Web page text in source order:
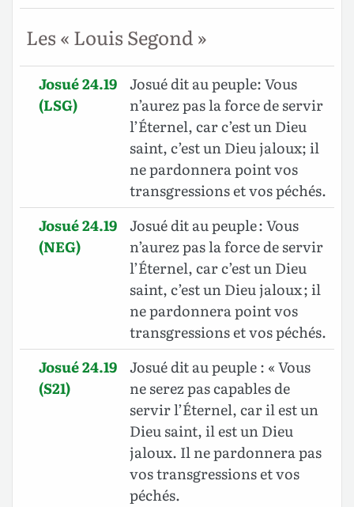
Les « Louis Segond »
Josué 24.19
(LSG)
Josué dit au peuple: Vous
n’aurez pas la force de servir
l’Éternel, car c’est un Dieu
saint, c’est un Dieu jaloux; il
ne pardonnera point vos
transgressions et vos péchés.
Josué 24.19
(NEG)
Josué dit au peuple : Vous
n’aurez pas la force de servir
l’Éternel, car c’est un Dieu
saint, c’est un Dieu jaloux ; il
ne pardonnera point vos
transgressions et vos péchés.
Josué 24.19
(S21)
Josué dit au peuple : « Vous
ne serez pas capables de
servir l’Éternel, car il est un
Dieu saint, il est un Dieu
jaloux. Il ne pardonnera pas
vos transgressions et vos
péchés.